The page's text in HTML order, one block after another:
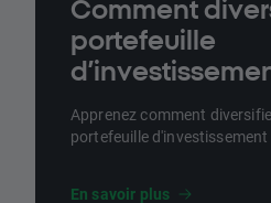
Comment
portefeuille
Apprenez comment
portefeuille d'investissement
En savoir plus